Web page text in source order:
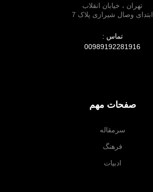
تهران ، خیابان انقلاب
ابتدای وصال شیرازی پلاک 7
تماس :
00989192281916
صفحات مهم
سرمقاله
فرهنگ
ادبیات